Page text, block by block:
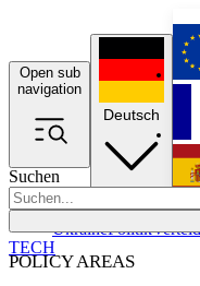
Open sub
navigation
Suchen
POLICY AREAS
UkrainePolitik
Deutsch
TECH